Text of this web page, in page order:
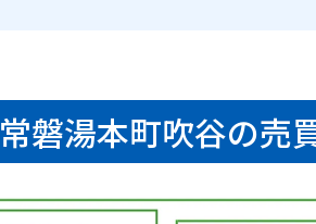
磐湯本町吹谷の売